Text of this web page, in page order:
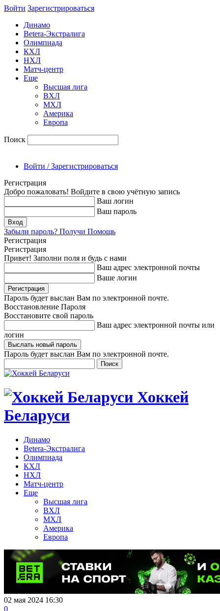
Войти Зарегиcтрироваться
Динамо
Betera-Экстралига
Олимпиада
КХЛ
НХЛ
Матч-центр
Еще
Высшая лига
ВХЛ
МХЛ
Америка
Европа
Поиск
Войти / Зарегистрироваться
Регистрация
Добро пожаловать! Войдите в свою учётную запись
Ваш логин
Ваш пароль
Забыли пароль? Получи Помощь
Регистрация
Регистрация
Привет! Заполни поля и будь с нами
Ваш адрес электронной почты
Ваше логин
Пароль будет выслан Вам по электронной почте.
Восстановление Пароля
Восстановите свой пароль
Ваш адрес электронной почты или
логин
Пароль будет выслан Вам по электронной почте.
Хоккей
Беларуси
Динамо
Betera-Экстралига
Олимпиада
КХЛ
НХЛ
Матч-центр
Еще
Высшая лига
ВХЛ
МХЛ
Америка
Европа
02 мая 2024 16:30
0